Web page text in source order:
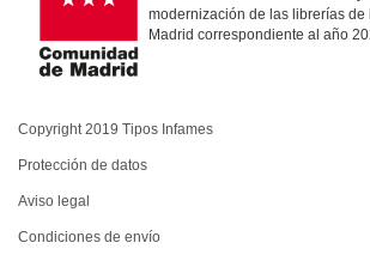
modernización de las librerías de
Madrid correspondiente al año
Copyright 2019 Tipos Infames
Protección de datos
Aviso legal
Condiciones de envío